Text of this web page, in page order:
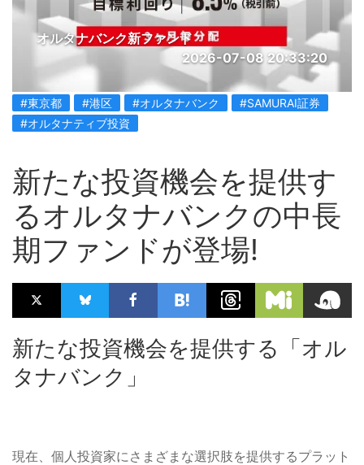
オルタナバンク新ファンド
2026-07-08 20:33:20
#東京都 #港区 #オルタナバンク
#SAMURAI証券
#オルタナティブ投資
新たな投資機会を提供す
るオルタナバンクの中長
期ファンドが登場!
新たな投資機会を提供する「オル
タナバンク」
現在、個人投資家にさまざまな選択肢を提供するプラット